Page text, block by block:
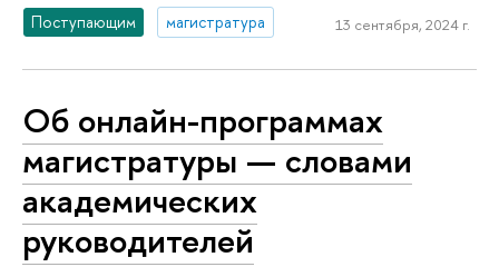
Поступающим магистратура 13 сентября, 2024 г.
Об онлайн-программах
магистратуры — словами
академических
руководителей